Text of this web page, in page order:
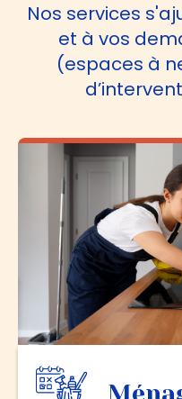
Nos services
et à vos
(espaces à